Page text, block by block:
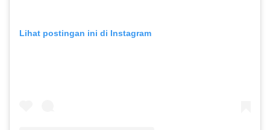
Lihat postingan ini di Instagram